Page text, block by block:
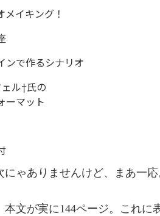
イキング！
ンで作るシナリオ
ル†氏の
ーマット
ゃありませんけど、まあ一応
本文が実に144ページ。これ